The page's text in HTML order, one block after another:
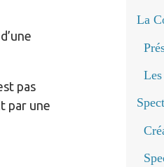
pas
par une
La